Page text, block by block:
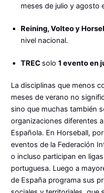
meses de julio y agosto
Reining, Volteo y
nivel nacional.
TREC solo1 evento en
La disciplinas que menos
meses de verano no
sino que muchas también
organizaciones diferentes
Española. En Horseball,
eventos de la Federación
o incluso participan en
portuguesa. Luego a
de España programa sus